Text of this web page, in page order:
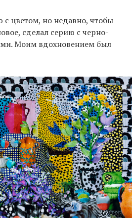
с цветом, но недавно, чтобы
сделал серию с черно-
Моим вдохновением был